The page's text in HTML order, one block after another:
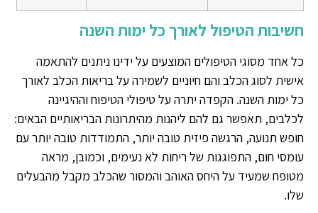
חשיבות הטיפול לאורך כל ימות השנה
כל אחד מסוגי הטיפולים המוצעים על ידינו ניתנים להתאמה
אישית לסוג הכלב והם חיוניים לשמירה על בריאות הכלב לאורך
כל ימות השנה. הקפדה יתרה על טיפולי הטיפוח וההיגיינה
לכלבים, תאפשר גם להם ליהנות מהיתרונות הבריאותיים הבאים:
חופש תנועה, הרגשה פיזית טובה יותר, התמודדות טובה יותר עם
עומסי חום, התפוגגות של ריחות לא נעימים, וכמובן, מראה
מטופח שמעיד על היחס האוהב והמסור שהכלב מקבל מהבעלים
שלו.